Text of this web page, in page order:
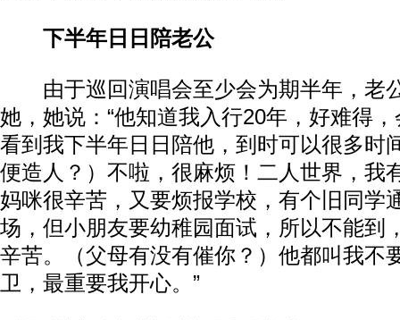
下半年日日陪老公
由于巡回演唱会至少会为期半年，老
她，她说：“他知道我入行20年，好难得
看到我下半年日日陪他，到时可以很多时
便造人？）不啦，很麻烦！二人世界，我
妈咪很辛苦，又要烦报学校，有个旧同学
场，但小朋友要幼稚园面试，所以不能到
辛苦。（父母有没有催你？）他都叫我不
卫，最重要我开心。”